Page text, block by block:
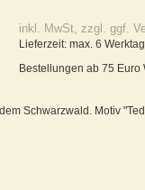
inkl. MwSt, zzgl. ggf.
Lieferzeit: max. 6
Bestellungen ab 75
Schwarzwald. Motiv